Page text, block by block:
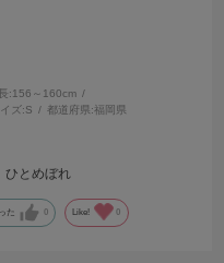
:156～160cm
ズ:S 都道府県:福岡県
ひとめぼれ
た 0 Like! 0